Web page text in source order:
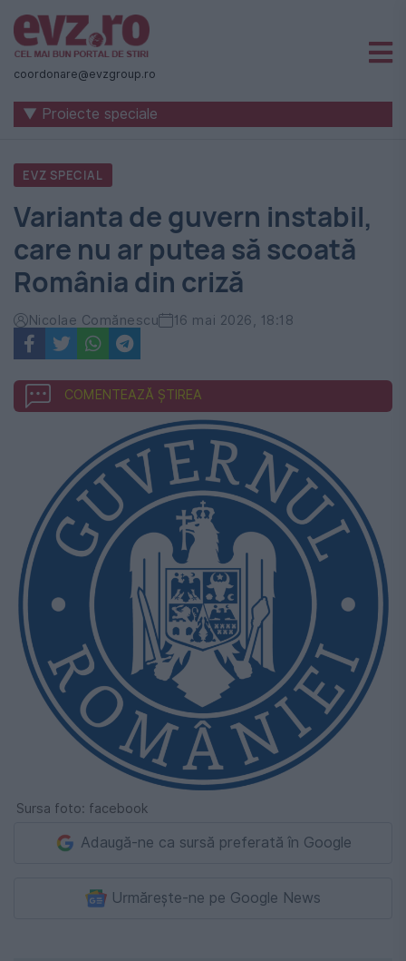
Știri
naționale
internaționale
România
-
Evenimentul
Zilei
coordonare@evzgroup.ro
▼ Proiecte speciale
EVZ SPECIAL
Varianta de guvern instabil,
care nu ar putea să scoată
România din criză
Nicolae Comănescu 16 mai 2026, 18:18
COMENTEAZĂ ȘTIREA
Sursa foto: facebook
Adaugă-ne ca sursă preferată în Google
Urmărește-ne pe Google News